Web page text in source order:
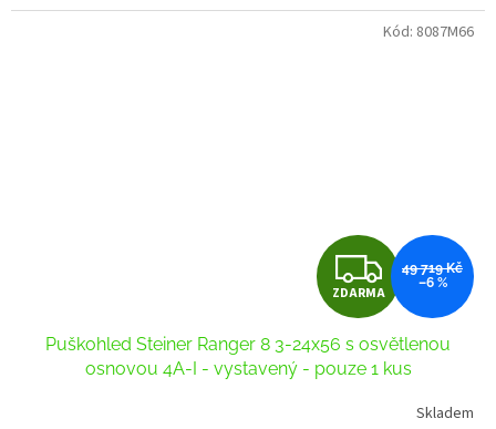
Z
D
A
ZDARMA
49 719 Kč
–6 %
Puškohled Steiner Ranger 8 3-24x56 s osvětlenou
osnovou 4A-I - vystavený - pouze 1 kus
Skladem
Kód: 8087M66